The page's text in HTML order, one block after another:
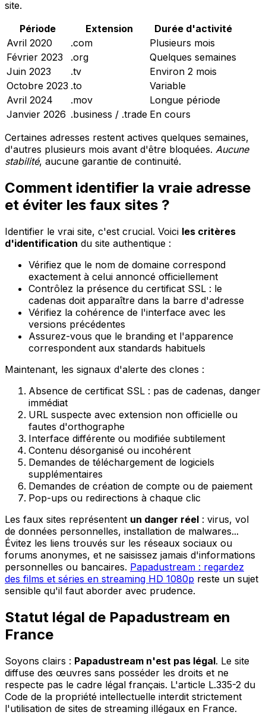
site.
Période
Extension
Durée d'activité
Avril 2020
.com
Plusieurs mois
Février 2023
.org
Quelques semaines
Juin 2023
.tv
Environ 2 mois
Octobre 2023 .to
Variable
Avril 2024
.mov
Longue période
Janvier 2026 .business / .trade En cours
Certaines adresses restent actives quelques semaines,
d'autres plusieurs mois avant d'être bloquées. Aucune
stabilité, aucune garantie de continuité.
Comment identifier la vraie adresse
et éviter les faux sites ?
Identifier le vrai site, c'est crucial. Voici les critères
d'identification du site authentique :
Vérifiez que le nom de domaine correspond
exactement à celui annoncé officiellement
Contrôlez la présence du certificat SSL : le
cadenas doit apparaître dans la barre d'adresse
Vérifiez la cohérence de l'interface avec les
versions précédentes
Assurez-vous que le branding et l'apparence
correspondent aux standards habituels
Maintenant, les signaux d'alerte des clones :
Absence de certificat SSL : pas de cadenas, danger
immédiat
URL suspecte avec extension non officielle ou
fautes d'orthographe
Interface différente ou modifiée subtilement
Contenu désorganisé ou incohérent
Demandes de téléchargement de logiciels
supplémentaires
Demandes de création de compte ou de paiement
Pop-ups ou redirections à chaque clic
Les faux sites représentent un danger réel : virus, vol
de données personnelles, installation de malwares...
Évitez les liens trouvés sur les réseaux sociaux ou
forums anonymes, et ne saisissez jamais d'informations
personnelles ou bancaires. Papadustream : regardez
des films et séries en streaming HD 1080p reste un sujet
sensible qu'il faut aborder avec prudence.
Statut légal de Papadustream en
France
Soyons clairs : Papadustream n'est pas légal. Le site
diffuse des œuvres sans posséder les droits et ne
respecte pas le cadre légal français. L'article L.335-2 du
Code de la propriété intellectuelle interdit strictement
l'utilisation de sites de streaming illégaux en France.